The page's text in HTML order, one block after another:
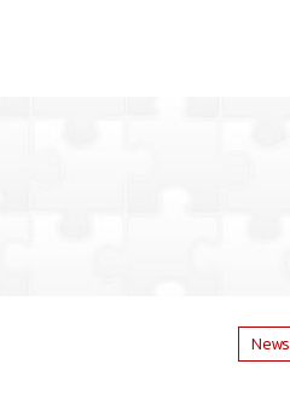
News